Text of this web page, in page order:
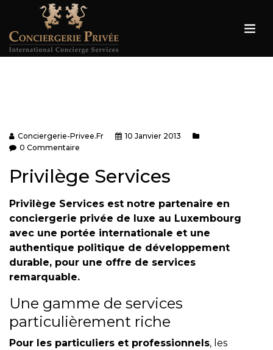
Conciergerie-Privee.fr
10 Janvier 2013
0 Commentaire
Privilège Services
Privilège Services est notre partenaire en
conciergerie privée de luxe au Luxembourg
avec une portée internationale et une
authentique politique de développement
durable, pour une offre de services
remarquable.
Une gamme de services
particulièrement riche
Pour les particuliers et professionnels, les